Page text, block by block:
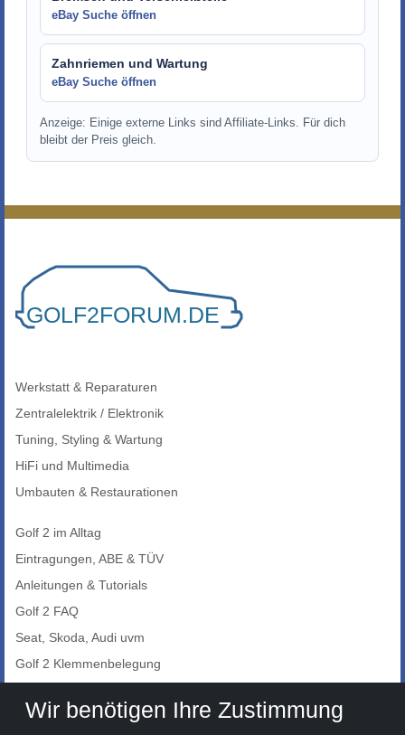
eBay Suche öffnen
Zahnriemen und Wartung
eBay Suche öffnen
Anzeige: Einige externe Links sind Affiliate-Links. Für dich
bleibt der Preis gleich.
Werkstatt & Reparaturen
Zentralelektrik / Elektronik
Tuning, Styling & Wartung
HiFi und Multimedia
Umbauten & Restaurationen
Golf 2 im Alltag
Eintragungen, ABE & TÜV
Anleitungen & Tutorials
Golf 2 FAQ
Seat, Skoda, Audi uvm
Golf 2 Klemmenbelegung
Auto-Showroom
Wir benötigen Ihre Zustimmung